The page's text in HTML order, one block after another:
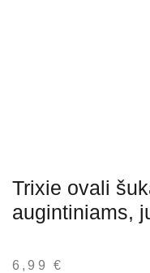
Trixie ovali
augintiniams,
6,99 €